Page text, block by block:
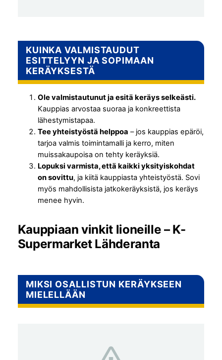
KUINKA VALMISTAUDUT
ESITTELYYN JA SOPIMAAN
KERÄYKSESTÄ
Ole valmistautunut ja esitä keräys selkeästi.
Kauppias arvostaa suoraa ja konkreettista
lähestymistapaa.
Tee yhteistyöstä helppoa – jos kauppias epäröi,
tarjoa valmis toimintamalli ja kerro, miten
muissakaupoisa on tehty keräyksiä.
Lopuksi varmista, että kaikki yksityiskohdat
on sovittu, ja kiitä kauppiasta yhteistyöstä. Sovi
myös mahdollisista jatkokeräyksistä, jos keräys
menee hyvin.
Kauppiaan vinkit lioneille – K-
Supermarket Lähderanta
MIKSI OSALLISTUN KERÄYKSEEN
MIELELLÄÄN